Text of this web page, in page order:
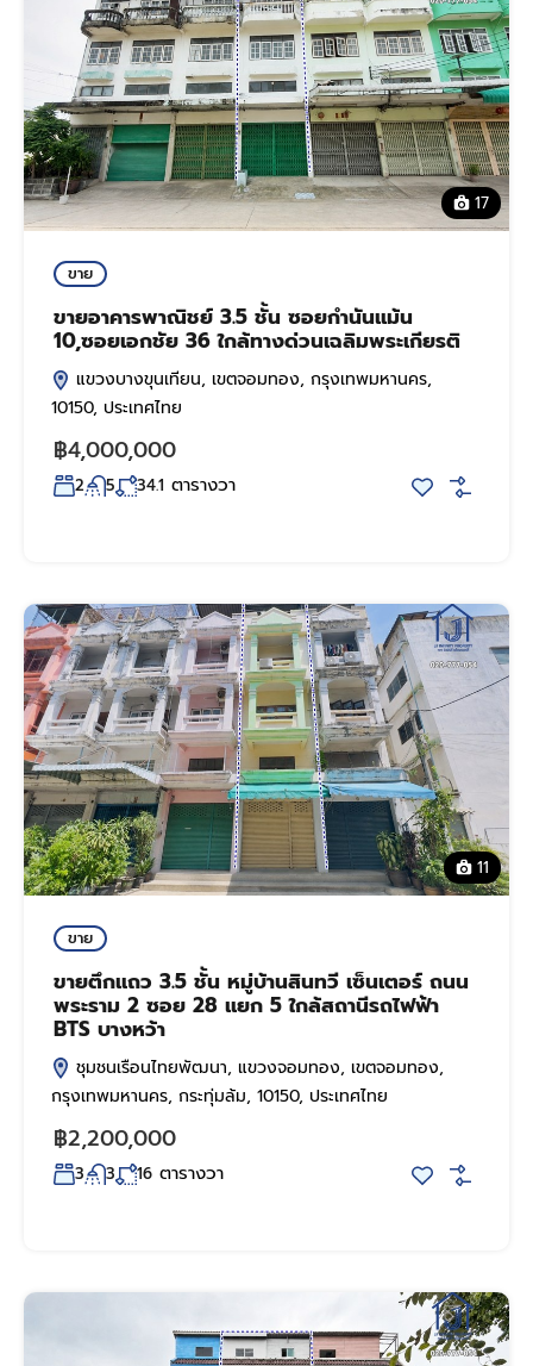
17
ขาย
ขายอาคารพาณิชย์ 3.5 ชั้น ซอยกำนันแม้น
10,ซอยเอกชัย 36 ใกล้ทางด่วนเฉลิมพระเกียรติ
แขวงบางขุนเทียน, เขตจอมทอง, กรุงเทพมหานคร,
10150, ประเทศไทย
฿4,000,000
2 5 34.1 ตารางวา
11
ขาย
ขายตึกแถว 3.5 ชั้น หมู่บ้านสินทวี เซ็นเตอร์ ถนน
พระราม 2 ซอย 28 แยก 5 ใกล้สถานีรถไฟฟ้า
BTS บางหว้า
ชุมชนเรือนไทยพัฒนา, แขวงจอมทอง, เขตจอมทอง,
กรุงเทพมหานคร, กระทุ่มล้ม, 10150, ประเทศไทย
฿2,200,000
3 3 16 ตารางวา